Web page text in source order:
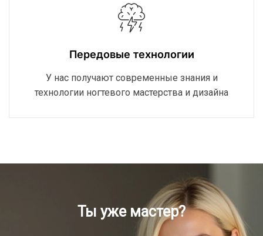
Передовые технологии
У нас получают современные знания и
технологии ногтевого мастерства и дизайна
Ты уже мастер?